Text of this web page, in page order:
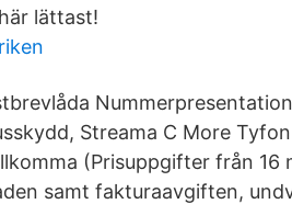
lättast!
Streama C More
(Prisuppgifter från 16
samt fakturaavgiften,